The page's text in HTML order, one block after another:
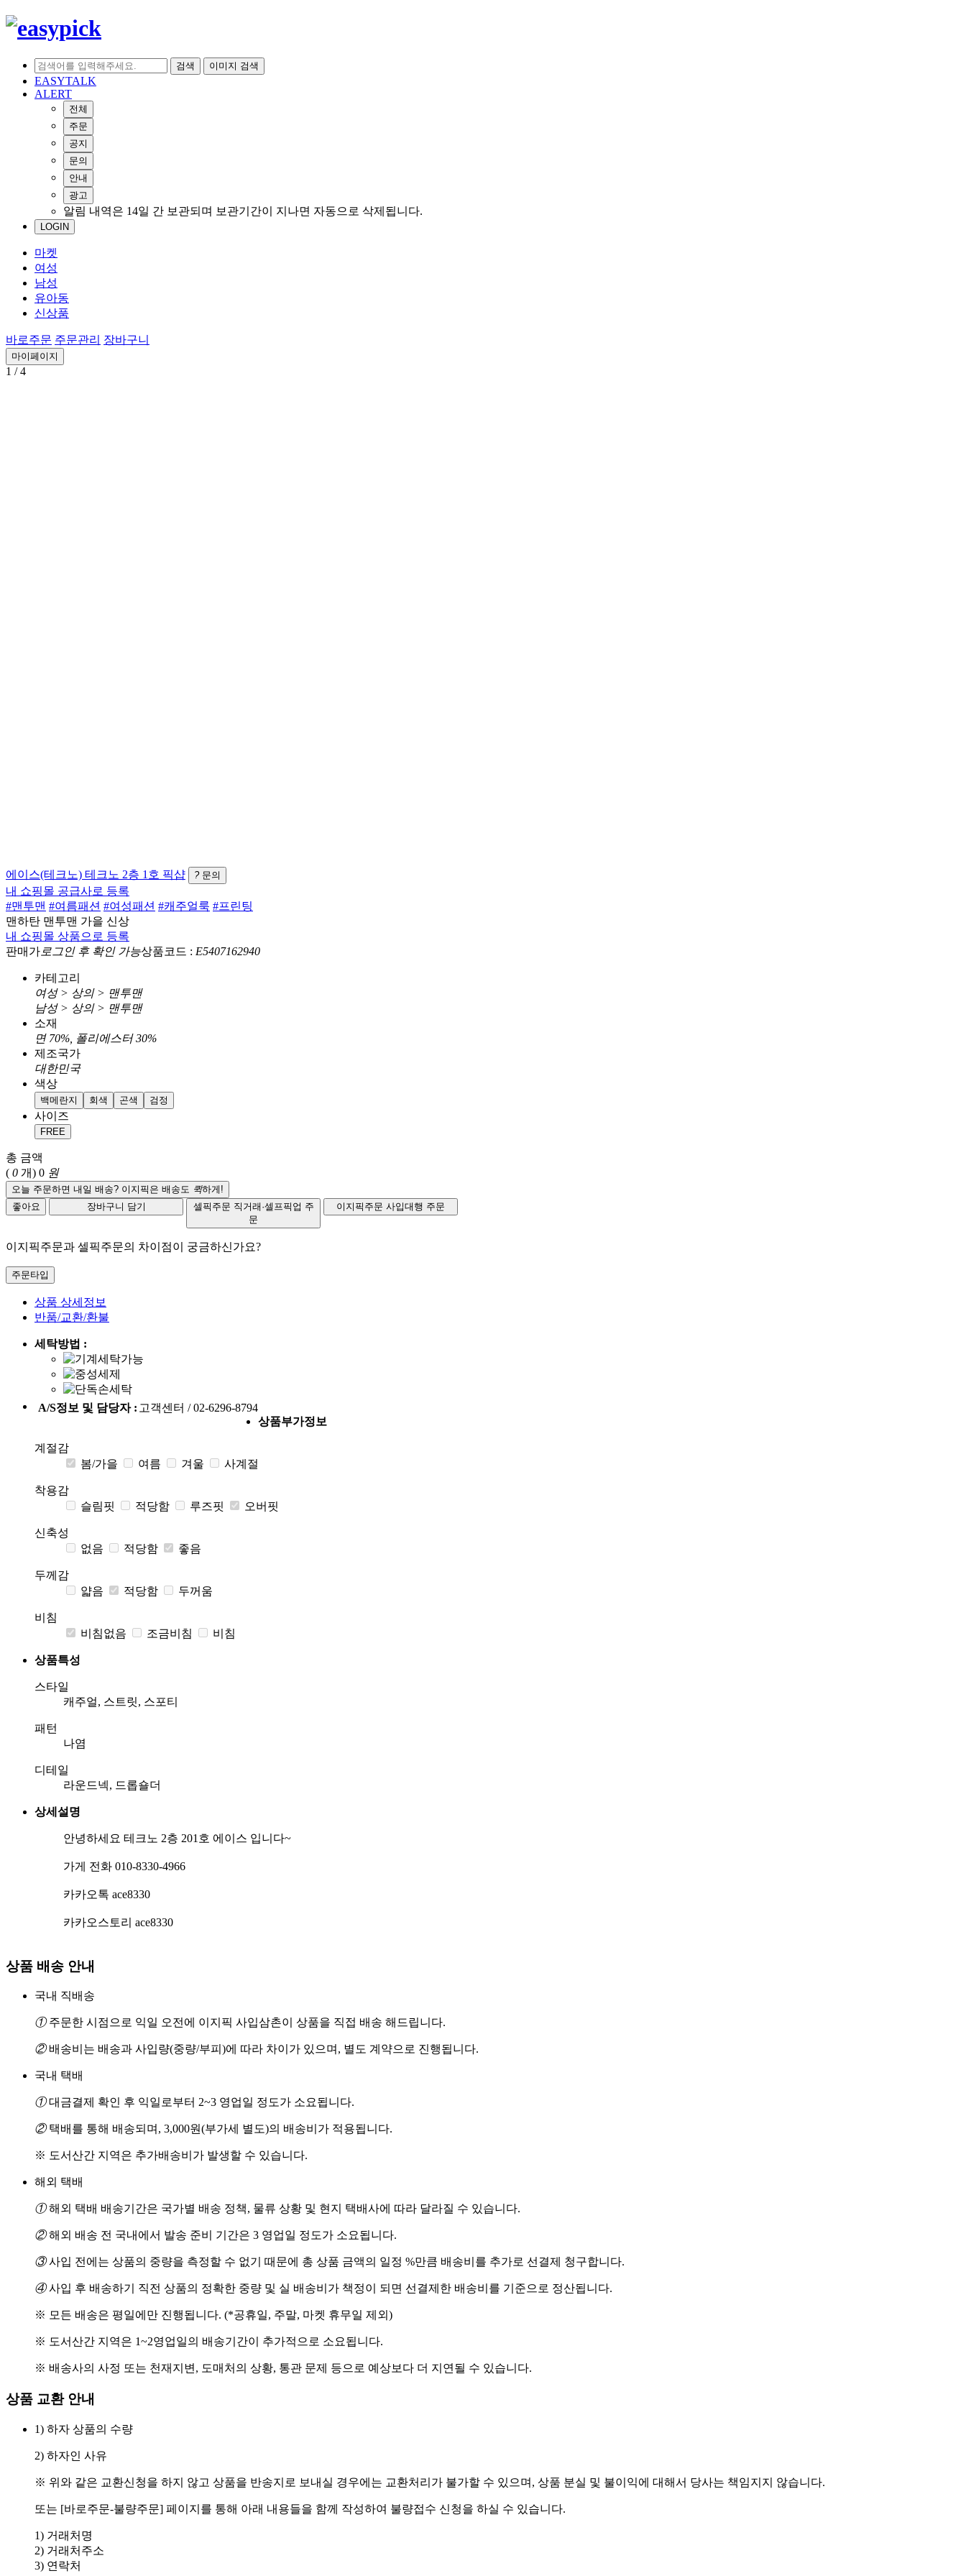
검색 이미지 검색
EASYTALK
ALERT
전체
주문
공지
문의
안내
광고
알림 내역은 14일 간 보관되며 보관기간이 지나면 자동으로 삭제됩니다.
LOGIN
마켓
여성
남성
유아동
신상품
바로주문 주문관리 장바구니
마이페이지
1 / 4
에이스(테크노) 테크노 2층 1호 픽샵 ? 문의
내 쇼핑몰 공급사로 등록
#맨투맨 #여름패션 #여성패션 #캐주얼룩 #프린팅
맨하탄 맨투맨 가을 신상
내 쇼핑몰 상품으로 등록
판매가 로그인 후 확인 가능상품코드 : E5407162940
카테고리
여성 > 상의 > 맨투맨
남성 > 상의 > 맨투맨
소재
면 70%, 폴리에스터 30%
제조국가
대한민국
색상
백메란지 회색 곤색 검정
사이즈
FREE
총 금액
( 0 개) 0 원
오늘 주문하면 내일 배송? 이지픽은 배송도 퀵하게!
좋아요
장바구니 담기 셀픽주문 직거래·셀프픽업 주
문
이지픽주문 사입대행 주문
이지픽주문과 셀픽주문의 차이점이 궁금하신가요?
주문타입
상품 상세정보
반품/교환/환불
세탁방법 :
A/S정보 및 담당자 : 고객센터 / 02-6296-8794
상품부가정보
계절감
봄/가을
여름 겨울 사계절
착용감
슬림핏
적당함 루즈핏 오버핏
신축성
없음
적당함 좋음
두께감
얇음
적당함 두꺼움
비침
비침없음
조금비침 비침
상품특성
스타일
캐주얼, 스트릿, 스포티
패턴
나염
디테일
라운드넥, 드롭숄더
상세설명
안녕하세요 테크노 2층 201호 에이스 입니다~
가게 전화 010-8330-4966
카카오톡 ace8330
카카오스토리 ace8330
상품 배송 안내
국내 직배송
①주문한 시점으로 익일 오전에 이지픽 사입삼촌이 상품을 직접 배송 해드립니다.
②배송비는 배송과 사입량(중량/부피)에 따라 차이가 있으며, 별도 계약으로 진행됩니다.
국내 택배
①대금결제 확인 후 익일로부터 2~3 영업일 정도가 소요됩니다.
②택배를 통해 배송되며, 3,000원(부가세 별도)의 배송비가 적용됩니다.
※ 도서산간 지역은 추가배송비가 발생할 수 있습니다.
해외 택배
①해외 택배 배송기간은 국가별 배송 정책, 물류 상황 및 현지 택배사에 따라 달라질 수 있습니다.
②해외 배송 전 국내에서 발송 준비 기간은 3 영업일 정도가 소요됩니다.
③사입 전에는 상품의 중량을 측정할 수 없기 때문에 총 상품 금액의 일정 %만큼 배송비를 추가로 선결제 청구합니다.
④사입 후 배송하기 직전 상품의 정확한 중량 및 실 배송비가 책정이 되면 선결제한 배송비를 기준으로 정산됩니다.
※ 모든 배송은 평일에만 진행됩니다. (*공휴일, 주말, 마켓 휴무일 제외)
※ 도서산간 지역은 1~2영업일의 배송기간이 추가적으로 소요됩니다.
※ 배송사의 사정 또는 천재지변, 도매처의 상황, 통관 문제 등으로 예상보다 더 지연될 수 있습니다.
상품 교환 안내
1) 하자 상품의 수량
2) 하자인 사유
※ 위와 같은 교환신청을 하지 않고 상품을 반송지로 보내실 경우에는 교환처리가 불가할 수 있으며, 상품 분실 및 불이익에 대해서 당사는 책임지지 않습니다.
또는 [바로주문-불량주문] 페이지를 통해 아래 내용들을 함께 작성하여 불량접수 신청을 하실 수 있습니다.
1) 거래처명
2) 거래처주소
3) 연락처